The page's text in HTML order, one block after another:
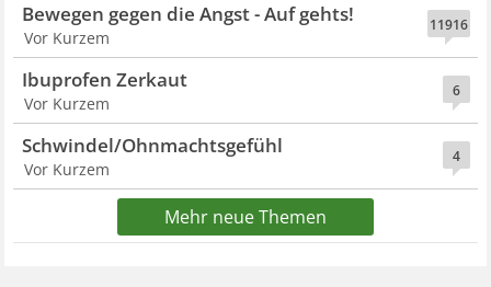
11916
Bewegen gegen die Angst - Auf gehts!
Vor Kurzem
6
Ibuprofen Zerkaut
Vor Kurzem
4
Schwindel/Ohnmachtsgefühl
Vor Kurzem
Mehr neue Themen